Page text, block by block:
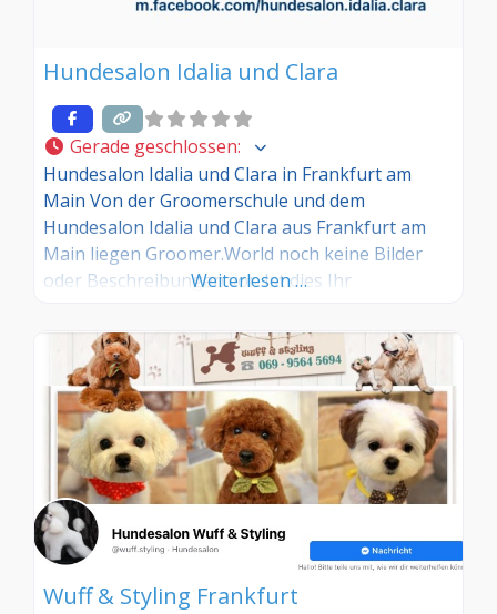
Hundesalon Idalia und Clara
Gerade geschlossen:
Hundesalon Idalia und Clara in Frankfurt am
Main Von der Groomerschule und dem
Hundesalon Idalia und Clara aus Frankfurt am
Main liegen Groomer.World noch keine Bilder
oder Beschreibungen vor. Ist dies Ihr
Eintrag und tragen Sie die entsprechenden
Informationen ein. Sind Sie Kunde in diesem
Hundesalon, dann teilen Sie uns Ihre
Erfahrungen über die Kommentarfunktion
Weiterlesen …
Wuff & Styling Frankfurt